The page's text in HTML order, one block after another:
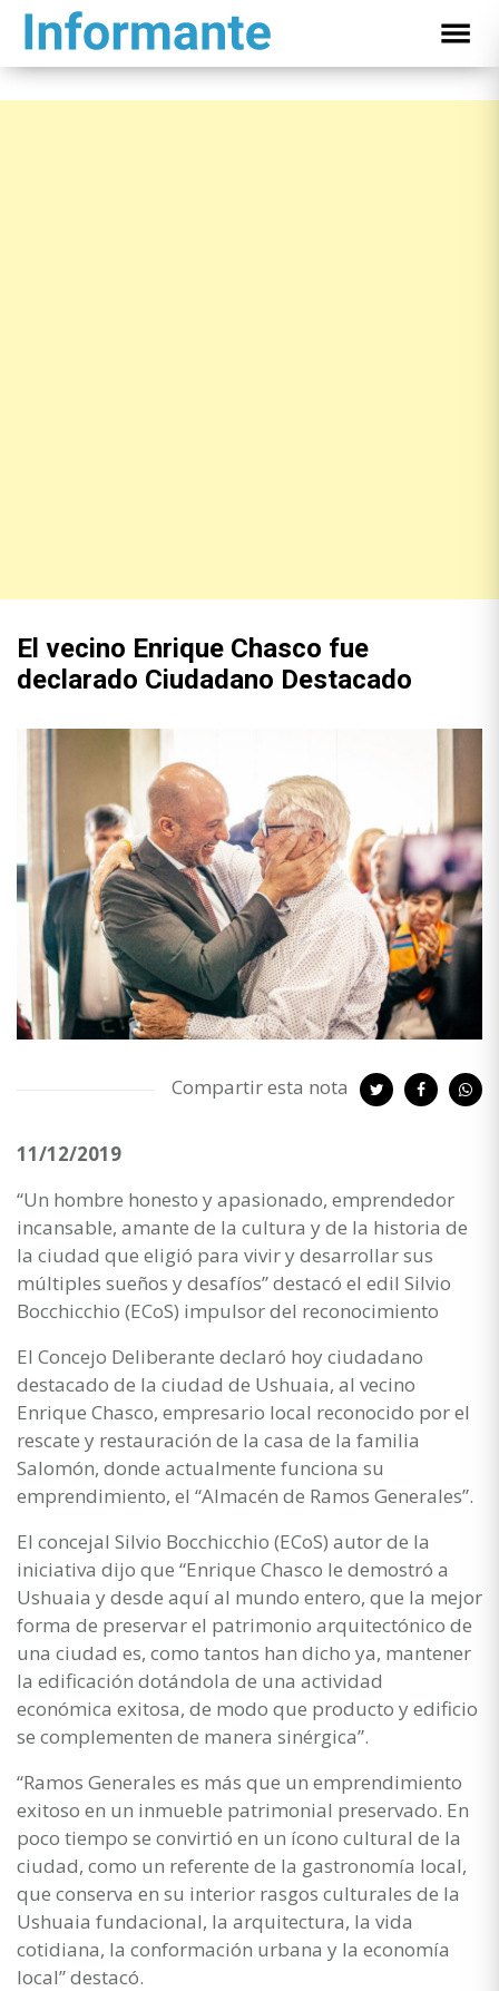
El vecino Enrique Chasco fue
declarado Ciudadano Destacado
Compartir esta nota
11/12/2019
“Un hombre honesto y apasionado, emprendedor
incansable, amante de la cultura y de la historia de
la ciudad que eligió para vivir y desarrollar sus
múltiples sueños y desafíos” destacó el edil Silvio
Bocchicchio (ECoS) impulsor del reconocimiento
El Concejo Deliberante declaró hoy ciudadano
destacado de la ciudad de Ushuaia, al vecino
Enrique Chasco, empresario local reconocido por el
rescate y restauración de la casa de la familia
Salomón, donde actualmente funciona su
emprendimiento, el “Almacén de Ramos Generales”.
El concejal Silvio Bocchicchio (ECoS) autor de la
iniciativa dijo que “Enrique Chasco le demostró a
Ushuaia y desde aquí al mundo entero, que la mejor
forma de preservar el patrimonio arquitectónico de
una ciudad es, como tantos han dicho ya, mantener
la edificación dotándola de una actividad
económica exitosa, de modo que producto y edificio
se complementen de manera sinérgica”.
“Ramos Generales es más que un emprendimiento
exitoso en un inmueble patrimonial preservado. En
poco tiempo se convirtió en un ícono cultural de la
ciudad, como un referente de la gastronomía local,
que conserva en su interior rasgos culturales de la
Ushuaia fundacional, la arquitectura, la vida
cotidiana, la conformación urbana y la economía
local” destacó.